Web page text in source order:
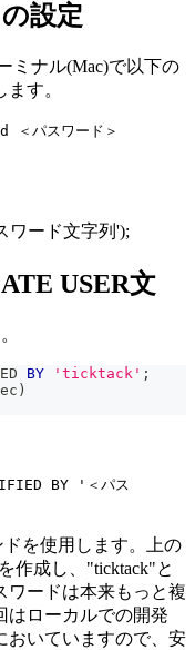
設定
ミナル(Mac)で以下の
す。
パスワード＞
ワード文字列');
USER文
BY 'ticktack' ;
)
BY '＜パス
を使用します。上の
作成し、"ticktack"と
ワードは本来もっと複
はローカルでの開発
おいていますので、安